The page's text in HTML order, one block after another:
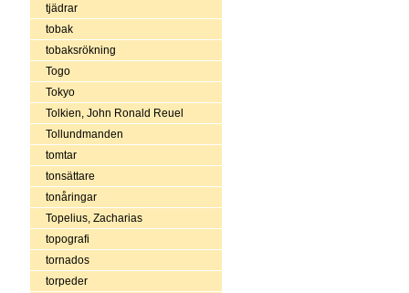
tjädrar
tobak
tobaksrökning
Togo
Tokyo
Tolkien, John Ronald Reuel
Tollundmanden
tomtar
tonsättare
tonåringar
Topelius, Zacharias
topografi
tornados
torpeder